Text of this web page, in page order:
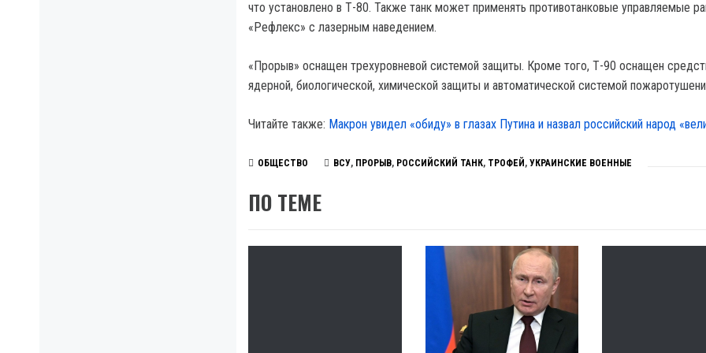
что установлено в Т-80. Также танк может применять противотанковые управляемые
«Рефлекс» с лазерным наведением.
«Прорыв» оснащен трехуровневой системой защиты. Кроме того, Т-90 оснащен
ядерной, биологической, химической защиты и автоматической системой
Читайте также: Макрон увидел «обиду» в глазах Путина и назвал российский народ
ОБЩЕСТВО ВСУ, ПРОРЫВ, РОССИЙСКИЙ ТАНК, ТРОФЕЙ, УКРАИНСКИЕ ВОЕННЫЕ
ПО ТЕМЕ